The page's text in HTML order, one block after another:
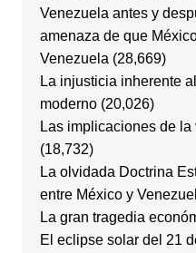
Venezuela antes y
amenaza de que
Venezuela (28,669)
La injusticia inherente
moderno (20,026)
Las implicaciones de la
(18,732)
La olvidada Doctrina
entre México y
La gran tragedia
El eclipse solar del 21